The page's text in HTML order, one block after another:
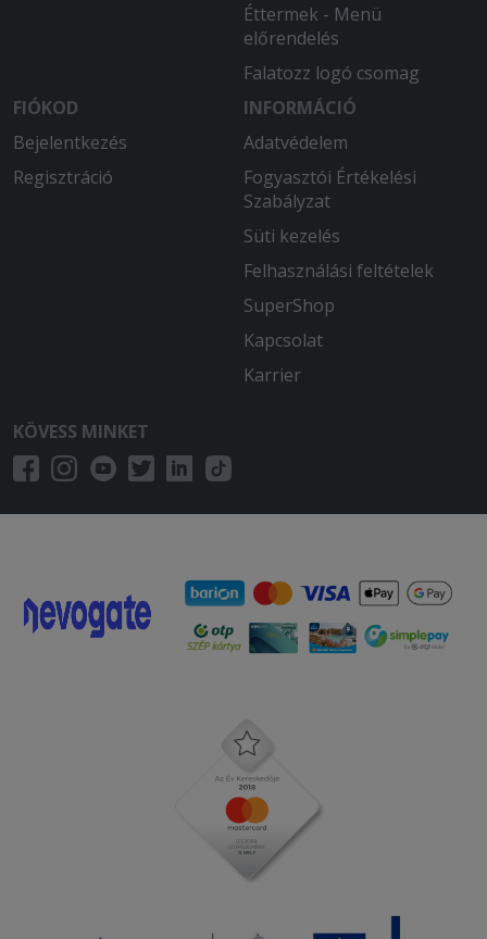
Éttermek - Menü
előrendelés
Falatozz logó csomag
FIÓKOD
Bejelentkezés
Regisztráció
INFORMÁCIÓ
Adatvédelem
Fogyasztói Értékelési
Szabályzat
Süti kezelés
Felhasználási feltételek
SuperShop
Kapcsolat
Karrier
KÖVESS MINKET